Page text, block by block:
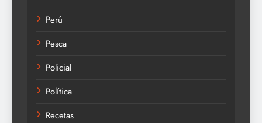
Perú
Pesca
Policial
Política
Recetas